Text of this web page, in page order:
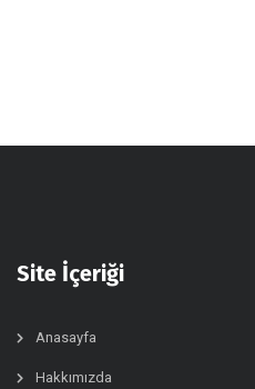
Site İçeriği
Anasayfa
Hakkımızda